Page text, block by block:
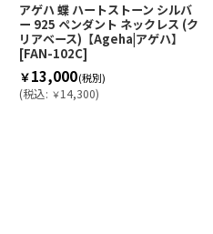
アゲハ 蝶 ハートストーン シルバ
ー 925 ペンダント ネックレス (ク
リアベース)【Ageha|アゲハ】
[FAN-102C]
￥13,000(税別)
(税込: ￥14,300)